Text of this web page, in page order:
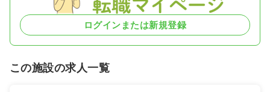
ログインまたは新規登録
この施設の求人一覧